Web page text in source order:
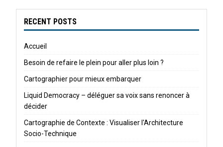
RECENT POSTS
Accueil
Besoin de refaire le plein pour aller plus loin ?
Cartographier pour mieux embarquer
Liquid Democracy – déléguer sa voix sans renoncer à
décider
Cartographie de Contexte : Visualiser l'Architecture
Socio-Technique